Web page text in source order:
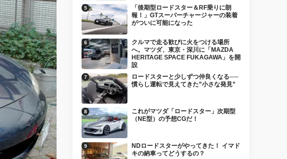
「後期型ロードスター＆RF乗りに朗
報！」GTスーパーチャージャーの装着
がついに可能になった
クルマで走る歓びに火をつける場所
へ。マツダ、東京・深川に「MAZDA
HERITAGE SPACE FUKAGAWA」を開
設
ロードスターと少しずつ仲良くなる──
慣らし運転で見えてきた”小さな発見”
これがマツダ「ロードスター」次期型
（NE型）の予想CGだ！
NDロードスターがやってきた！ イマド
キの納車ってどうするの？